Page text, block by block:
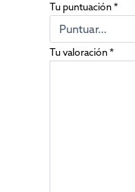
Tu puntuación*
Tu valoración*